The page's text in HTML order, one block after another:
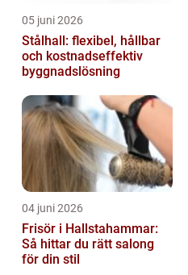
05 juni 2026
Stålhall: flexibel, hållbar
och kostnadseffektiv
byggnadslösning
04 juni 2026
Frisör i Hallstahammar:
Så hittar du rätt salong
för din stil